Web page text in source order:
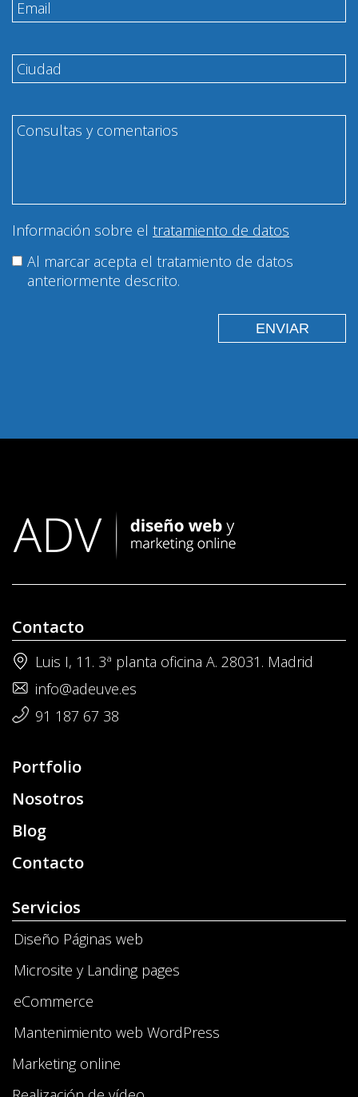
Información sobre el tratamiento de datos
Al marcar acepta el tratamiento de datos
anteriormente descrito.
Contacto
Luis I, 11. 3ª planta oficina A. 28031. Madrid
info@adeuve.es
91 187 67 38
Portfolio
Nosotros
Blog
Contacto
Servicios
Diseño Páginas web
Microsite y Landing pages
eCommerce
Mantenimiento web WordPress
Marketing online